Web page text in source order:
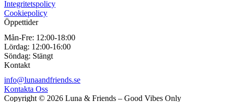
Integritetspolicy
Cookiepolicy
Öppettider
Mån-Fre: 12:00-18:00
Lördag: 12:00-16:00
Söndag: Stängt
Kontakt
info@lunaandfriends.se
Kontakta Oss
Copyright © 2026 Luna & Friends – Good Vibes Only